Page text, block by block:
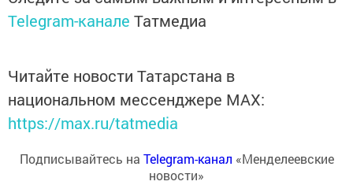
Telegram-канале Татмедиа
Читайте новости Татарстана в
национальном мессенджере MАХ:
https://max.ru/tatmedia
Подписывайтесь на Telegram-канал «Менделеевские
новости»